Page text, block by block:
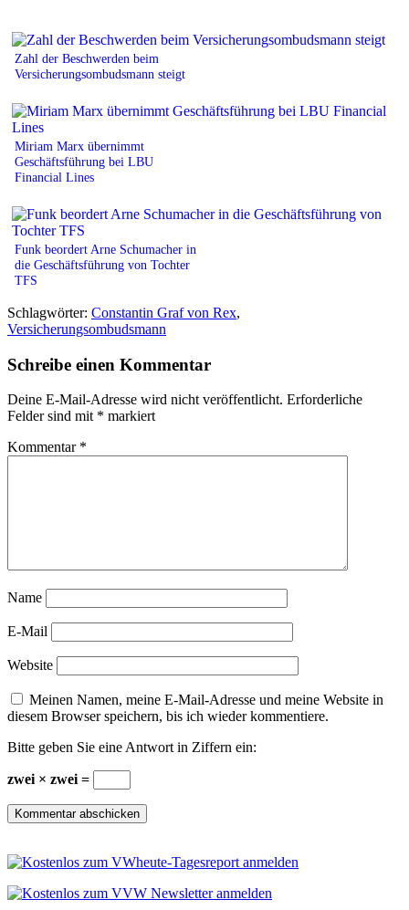
Zahl der Beschwerden beim
Versicherungsombudsmann steigt
Miriam Marx übernimmt
Geschäftsführung bei LBU
Financial Lines
Funk beordert Arne Schumacher in
die Geschäftsführung von Tochter
TFS
Schlagwörter: Constantin Graf von Rex,
Versicherungsombudsmann
Schreibe einen Kommentar
Deine E-Mail-Adresse wird nicht veröffentlicht. Erforderliche
Felder sind mit * markiert
Kommentar *
Name
E-Mail
Website
Meinen Namen, meine E-Mail-Adresse und meine Website in
diesem Browser speichern, bis ich wieder kommentiere.
Bitte geben Sie eine Antwort in Ziffern ein:
zwei × zwei =